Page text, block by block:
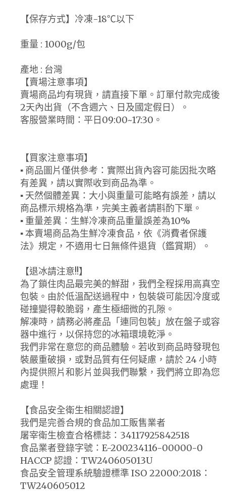
【保存方式】冷凍-18℃以下
重量 : 1000g/包
產地 : 台灣
【賣場注意事項】
賣場商品均有現貨，請直接下單。訂單付款完成後
2天內出貨（不含週六、日及國定假日）。
客服營業時間：平日09:00~17:30。
【買家注意事項】
▪ 商品圖片僅供參考：實際出貨內容可能因批次略
有差異，請以實際收到商品為準。
▪ 天然個體差異：大小與重量可能略有誤差，請以
商品標示規格為準，完美主義者請斟酌下單。
▪ 重量差異：生鮮冷凍商品重量誤差為10%
▪ 本賣場商品為生鮮冷凍食品，依《消費者保護
法》規定，不適用七日無條件退貨（鑑賞期）。
【退冰請注意!!】
為了鎖住肉品最完美的鮮甜，我們全程採用高真空
包裝。由於低溫配送過程中，包裝袋可能因冷度或
碰撞變得較脆弱，產生極細微的孔隙。
解凍時，請務必將產品「連同包裝」放在盤子或容
器中進行，以保持您的冰箱環境乾淨。
我們非常在意您的商品體驗。若收到商品時發現包
裝嚴重破損，或對品質有任何疑慮，請於 24 小時
內提供照片和影片並與我們聯繫，我們將立即為您
處理！
【食品安全衛生相關認證】
我們是完善合規的食品加工販售業者
屠宰衛生檢查合格標誌：34117925842518
食品業者登錄字號：E-200234116-00000-0
HACCP 認證：TW240605013U
食品安全管理系統驗證標準 ISO 22000:2018：
TW240605012